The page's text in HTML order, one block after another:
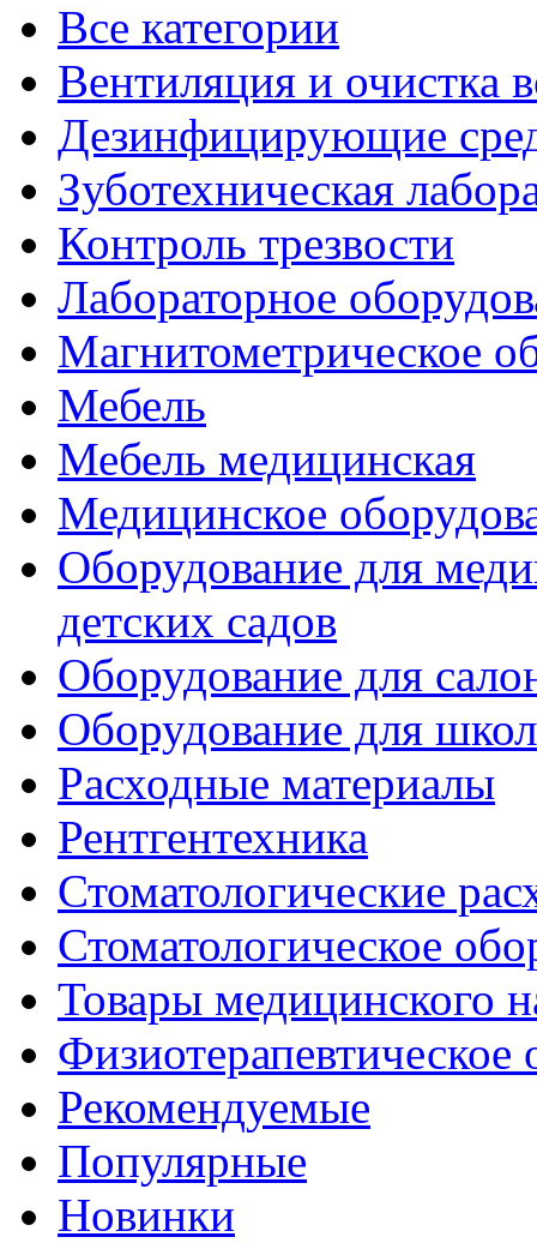
Все категории
Вентиляция и очистка
Дезинфицирующие
Зуботехническая
Контроль трезвости
Лабораторное
Магнитометрическое
Мебель
Мебель медицинская
Медицинское
Оборудование для
детских садов
Оборудование для
Оборудование для
Расходные материалы
Рентгентехника
Стоматологические
Стоматологическое
Товары медицинского
Физиотерапевтическое
Рекомендуемые
Популярные
Новинки